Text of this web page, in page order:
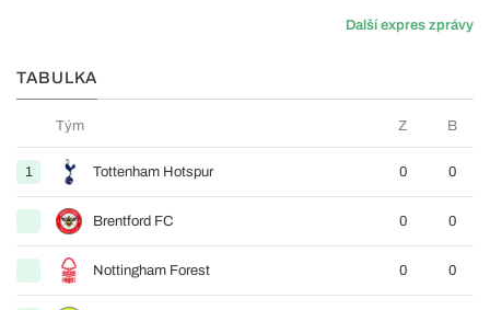
Další expres zprávy
TABULKA
Tým Z B
1 Tottenham Hotspur 0 0
Brentford FC 0 0
Nottingham Forest 0 0